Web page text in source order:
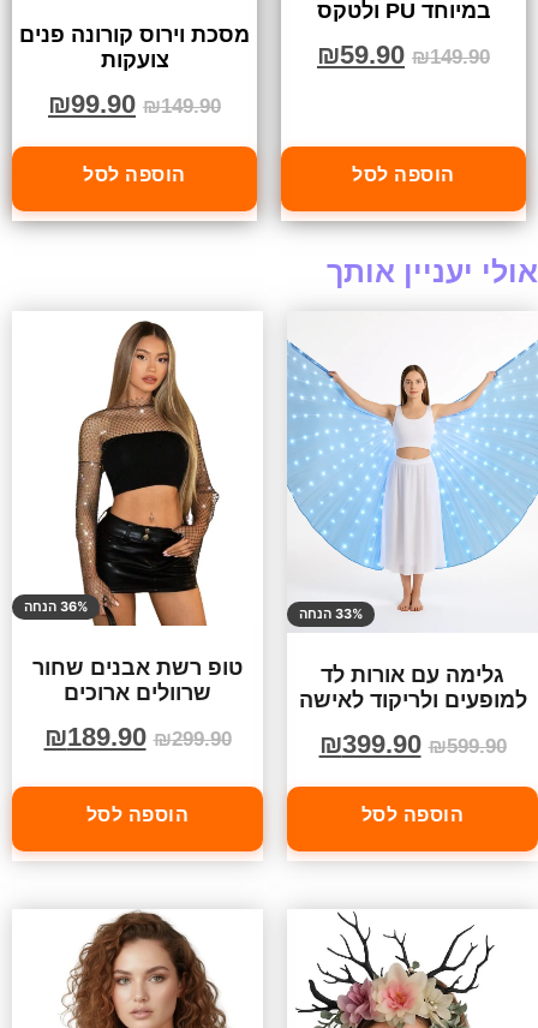
במיוחד PU ולטקס
₪149.90
₪59.90
הוספה לסל
מסכת וירוס קורונה פנים
צועקות
₪149.90
₪99.90
הוספה לסל
אולי יעניין אותך
33% הנחה
גלימה עם אורות לד
למופעים ולריקוד לאישה
₪599.90
₪399.90
הוספה לסל
36% הנחה
טופ רשת אבנים שחור
שרוולים ארוכים
₪299.90
₪189.90
הוספה לסל